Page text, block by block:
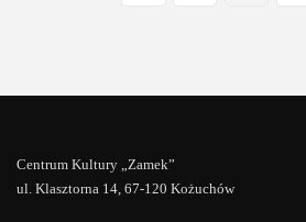
Centrum Kultury „Zamek”
ul. Klasztorna 14, 67-120 Kożuchów